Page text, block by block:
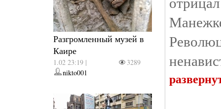
Разгромленный музей в
Каире
1.02 23:19 |
3289
nikto001